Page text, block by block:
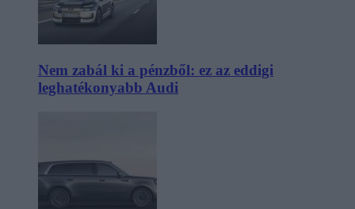
Nem zabál ki a pénzből: ez az eddigi
leghatékonyabb Audi